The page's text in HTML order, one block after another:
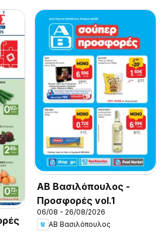
ΑΒ Βασιλόπουλος -
Προσφορές vol.1
06/08 - 26/08/2026
ΑΒ Βασιλόπουλος